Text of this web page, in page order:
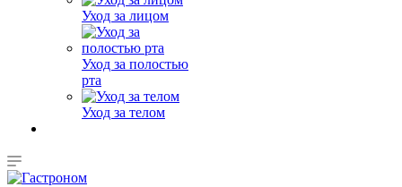
Уход за лицом
Уход за полостью
рта
Уход за телом